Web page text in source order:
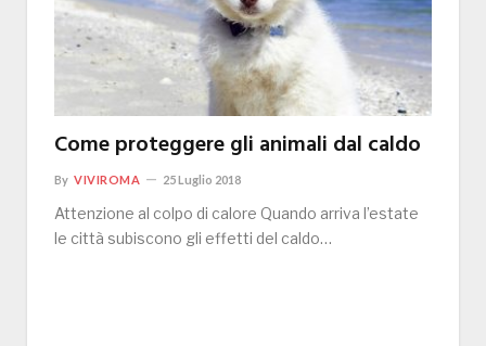
Come proteggere gli animali dal caldo
By VIVIROMA 25 Luglio 2018
Attenzione al colpo di calore Quando arriva l’estate
le città subiscono gli effetti del caldo…